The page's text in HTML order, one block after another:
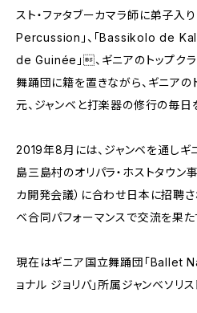
スト・ファタブーカマラ師に弟子入
Percussion」、「Bassikolo de
de Guinée」、ギニアのトップクラ
舞踊団に籍を置きながら、ギニアの
元、ジャンベと打楽器の修行の毎日
2019年8月には、ジャンベを通し
島三島村のオリパラ・ホストタウン
カ開発会議）に合わせ日本に招聘さ
ベ合同パフォーマンスで交流を果た
現在はギニア国立舞踊団「Ballet
ョナル ジョリバ」所属ジャンベソリ